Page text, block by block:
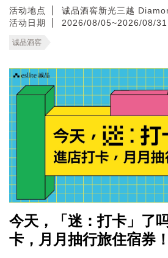
活动地点
诚品酒窖新光三越
活动日期
2026/08/05~2026/08/31
诚品酒窖
今天，「迷：打卡」了
卡，月月抽行旅住宿券！